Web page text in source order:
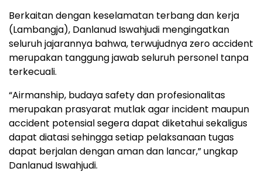
Berkaitan dengan keselamatan terbang dan kerja
(Lambangja), Danlanud Iswahjudi mengingatkan
seluruh jajarannya bahwa, terwujudnya zero accident
merupakan tanggung jawab seluruh personel tanpa
terkecuali.
“Airmanship, budaya safety dan profesionalitas
merupakan prasyarat mutlak agar incident maupun
accident potensial segera dapat diketahui sekaligus
dapat diatasi sehingga setiap pelaksanaan tugas
dapat berjalan dengan aman dan lancar,” ungkap
Danlanud Iswahjudi.